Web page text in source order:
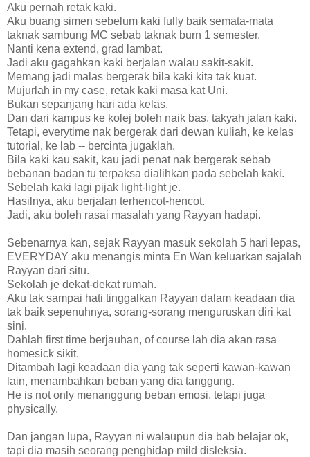
Aku pernah retak kaki.
Aku buang simen sebelum kaki fully baik semata-mata
taknak sambung MC sebab taknak burn 1 semester.
Nanti kena extend, grad lambat.
Jadi aku gagahkan kaki berjalan walau sakit-sakit.
Memang jadi malas bergerak bila kaki kita tak kuat.
Mujurlah in my case, retak kaki masa kat Uni.
Bukan sepanjang hari ada kelas.
Dan dari kampus ke kolej boleh naik bas, takyah jalan kaki.
Tetapi, everytime nak bergerak dari dewan kuliah, ke kelas
tutorial, ke lab -- bercinta jugaklah.
Bila kaki kau sakit, kau jadi penat nak bergerak sebab
bebanan badan tu terpaksa dialihkan pada sebelah kaki.
Sebelah kaki lagi pijak light-light je.
Hasilnya, aku berjalan terhencot-hencot.
Jadi, aku boleh rasai masalah yang Rayyan hadapi.
Sebenarnya kan, sejak Rayyan masuk sekolah 5 hari lepas,
EVERYDAY aku menangis minta En Wan keluarkan sajalah
Rayyan dari situ.
Sekolah je dekat-dekat rumah.
Aku tak sampai hati tinggalkan Rayyan dalam keadaan dia
tak baik sepenuhnya, sorang-sorang menguruskan diri kat
sini.
Dahlah first time berjauhan, of course lah dia akan rasa
homesick sikit.
Ditambah lagi keadaan dia yang tak seperti kawan-kawan
lain, menambahkan beban yang dia tanggung.
He is not only menanggung beban emosi, tetapi juga
physically.
Dan jangan lupa, Rayyan ni walaupun dia bab belajar ok,
tapi dia masih seorang penghidap mild disleksia.